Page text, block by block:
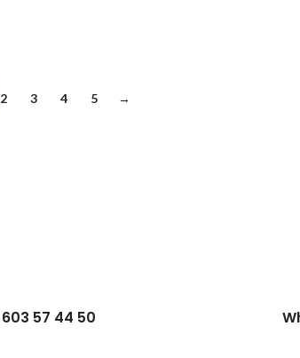
2 3 4 5 →
603 57 44 50